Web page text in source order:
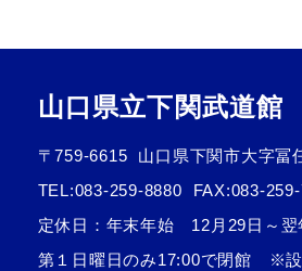
山口県立下関武道館
〒759-6615
山口県下関市大字冨
TEL:083-259-8880
FAX:083-
定休日：年末年始 12月29日～
第１日曜日のみ17:00で閉館 ※設